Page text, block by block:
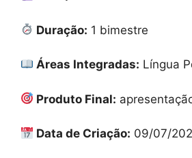
Duração: 1 bimestre
Áreas Integradas: Língua
Produto Final:
Data de Criação: 09/07/